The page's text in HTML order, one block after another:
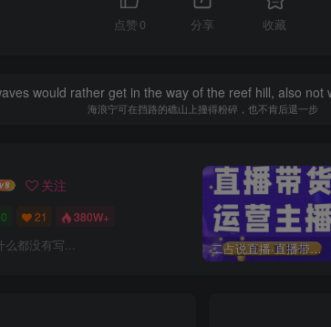
点赞 0 分享 收藏
would rather get in the way of the reef hill, also not
海浪宁可在挡路的礁山上撞得粉碎，也不肯后退一步
关注
0 21 380W+
都没有写... 二占说直播·直播带货主播运营课程，主播运营二合一实操课